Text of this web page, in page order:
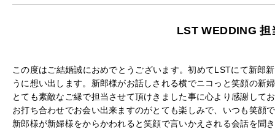
LST WEDDING 担
この度はご結婚誠におめでとうございます。初めてLSTにて新郎
うに想い出します。新郎様がお話しされる横でニコっと笑顔の新
とても素敵なご縁で担当させて頂けきました事に心より感謝して
お打ち合わせでお会い出来ますのがとても楽しみで、いつも笑顔
新郎様が新婦様をからかわれると笑顔で言いかえされる会話を聞